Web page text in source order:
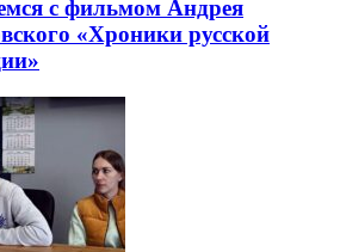
с фильмом Андрея
«Хроники русской